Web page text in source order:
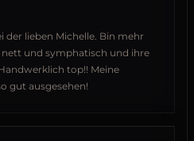
der lieben Michelle. Bin mehr
nett und symphatisch und ihre
top!! Meine
gut ausgesehen!